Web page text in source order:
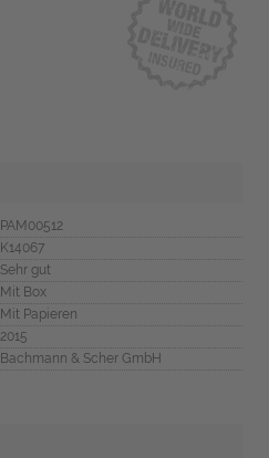
PAM00512
K14067
Sehr gut
Mit Box
Mit Papieren
2015
Bachmann & Scher GmbH